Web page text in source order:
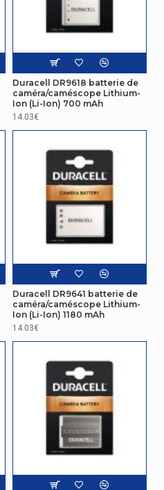
Duracell DR9618 batterie de
caméra/caméscope Lithium-
Ion (Li-Ion) 700 mAh
14.03€
Duracell DR9641 batterie de
caméra/caméscope Lithium-
Ion (Li-Ion) 1180 mAh
14.03€